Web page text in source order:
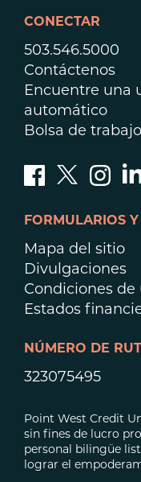
CONECTAR
503.546.5000
Contáctenos
Encuentre una
automático
Bolsa de trabajo
FORMULARIOS
Mapa del sitio
Divulgaciones
Condiciones de
Estados
NÚMERO DE
323075495
Point West Credit
sin fines de lucro
personal bilingüe
lograr el